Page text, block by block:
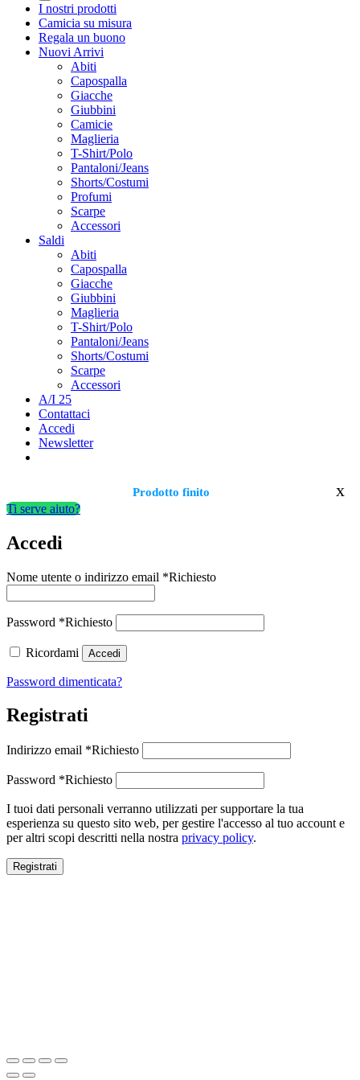
I nostri prodotti
Camicia su misura
Regala un buono
Nuovi Arrivi
Abiti
Capospalla
Giacche
Giubbini
Camicie
Maglieria
T-Shirt/Polo
Pantaloni/Jeans
Shorts/Costumi
Profumi
Scarpe
Accessori
Saldi
Abiti
Capospalla
Giacche
Giubbini
Maglieria
T-Shirt/Polo
Pantaloni/Jeans
Shorts/Costumi
Scarpe
Accessori
A/I 25
Contattaci
Accedi
Newsletter
Prodotto finito x
Ti serve aiuto?
Accedi
Nome utente o indirizzo email *Richiesto
Password *Richiesto
Ricordami Accedi
Password dimenticata?
Registrati
Indirizzo email *Richiesto
Password *Richiesto
I tuoi dati personali verranno utilizzati per supportare la tua
esperienza su questo sito web, per gestire l'accesso al tuo account e
per altri scopi descritti nella nostra privacy policy.
Registrati